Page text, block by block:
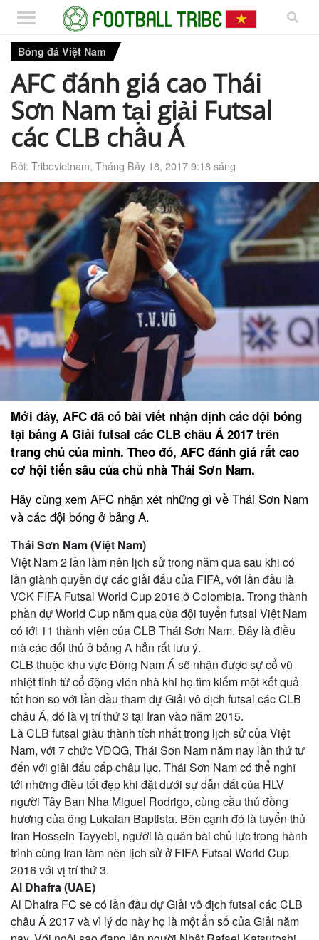
Bóng đá Việt Nam
AFC đánh giá cao Thái
Sơn Nam tại giải Futsal
các CLB châu Á
Bởi: Tribevietnam, Tháng Bảy 18, 2017 9:18 sáng
Mới đây, AFC đã có bài viết nhận định các đội bóng
tại bảng A Giải futsal các CLB châu Á 2017 trên
trang chủ của mình. Theo đó, AFC đánh giá rất cao
cơ hội tiến sâu của chủ nhà Thái Sơn Nam.
Hãy cùng xem AFC nhận xét những gì về Thái Sơn Nam
và các đội bóng ở bảng A.
Thái Sơn Nam (Việt Nam)
Việt Nam 2 lần làm nên lịch sử trong năm qua sau khi có
lần giành quyền dự các giải đấu của FIFA, với lần đầu là
VCK FIFA Futsal World Cup 2016 ở Colombia. Trong thành
phần dự World Cup năm qua của đội tuyển futsal Việt Nam
có tới 11 thành viên của CLB Thái Sơn Nam. Đây là điều
mà các đối thủ ở bảng A hẳn rất lưu ý.
CLB thuộc khu vực Đông Nam Á sẽ nhận được sự cổ vũ
nhiệt tình từ cổ động viên nhà khi họ tìm kiếm một kết quả
tốt hơn so với lần đầu tham dự Giải vô địch futsal các CLB
châu Á, đó là vị trí thứ 3 tại Iran vào năm 2015.
Là CLB futsal giàu thành tích nhất trong lịch sử của Việt
Nam, với 7 chức VĐQG, Thái Sơn Nam năm nay lần thứ tư
đến với giải đấu cấp châu lục. Thái Sơn Nam có thể nghĩ
tới những điều tốt đẹp khi đặt dưới sự dẫn dắt của HLV
người Tây Ban Nha Miguel Rodrigo, cùng cầu thủ đồng
hương của ông Lukaian Baptista. Bên cạnh đó là tuyển thủ
Iran Hossein Tayyebi, người là quân bài chủ lực trong hành
trình cùng Iran làm nên lịch sử ở FIFA Futsal World Cup
2016 với vị trí thứ 3.
Al Dhafra (UAE)
Al Dhafra FC sẽ có lần đầu dự Giải vô địch futsal các CLB
châu Á 2017 và vì lý do này họ là một ẩn số của Giải năm